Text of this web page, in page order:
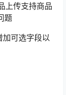
上传支持商品
题
可选字段以